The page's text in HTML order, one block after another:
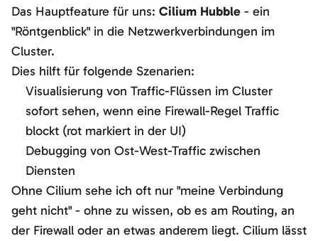
Das Hauptfeature für uns: Cilium Hubble - ein
"Röntgenblick" in die Netzwerkverbindungen im
Cluster.
Dies hilft für folgende Szenarien:
Visualisierung von Traffic-Flüssen im Cluster
sofort sehen, wenn eine Firewall-Regel Traffic
blockt (rot markiert in der UI)
Debugging von Ost-West-Traffic zwischen
Diensten
Ohne Cilium sehe ich oft nur "meine Verbindung
geht nicht" - ohne zu wissen, ob es am Routing, an
der Firewall oder an etwas anderem liegt. Cilium lässt